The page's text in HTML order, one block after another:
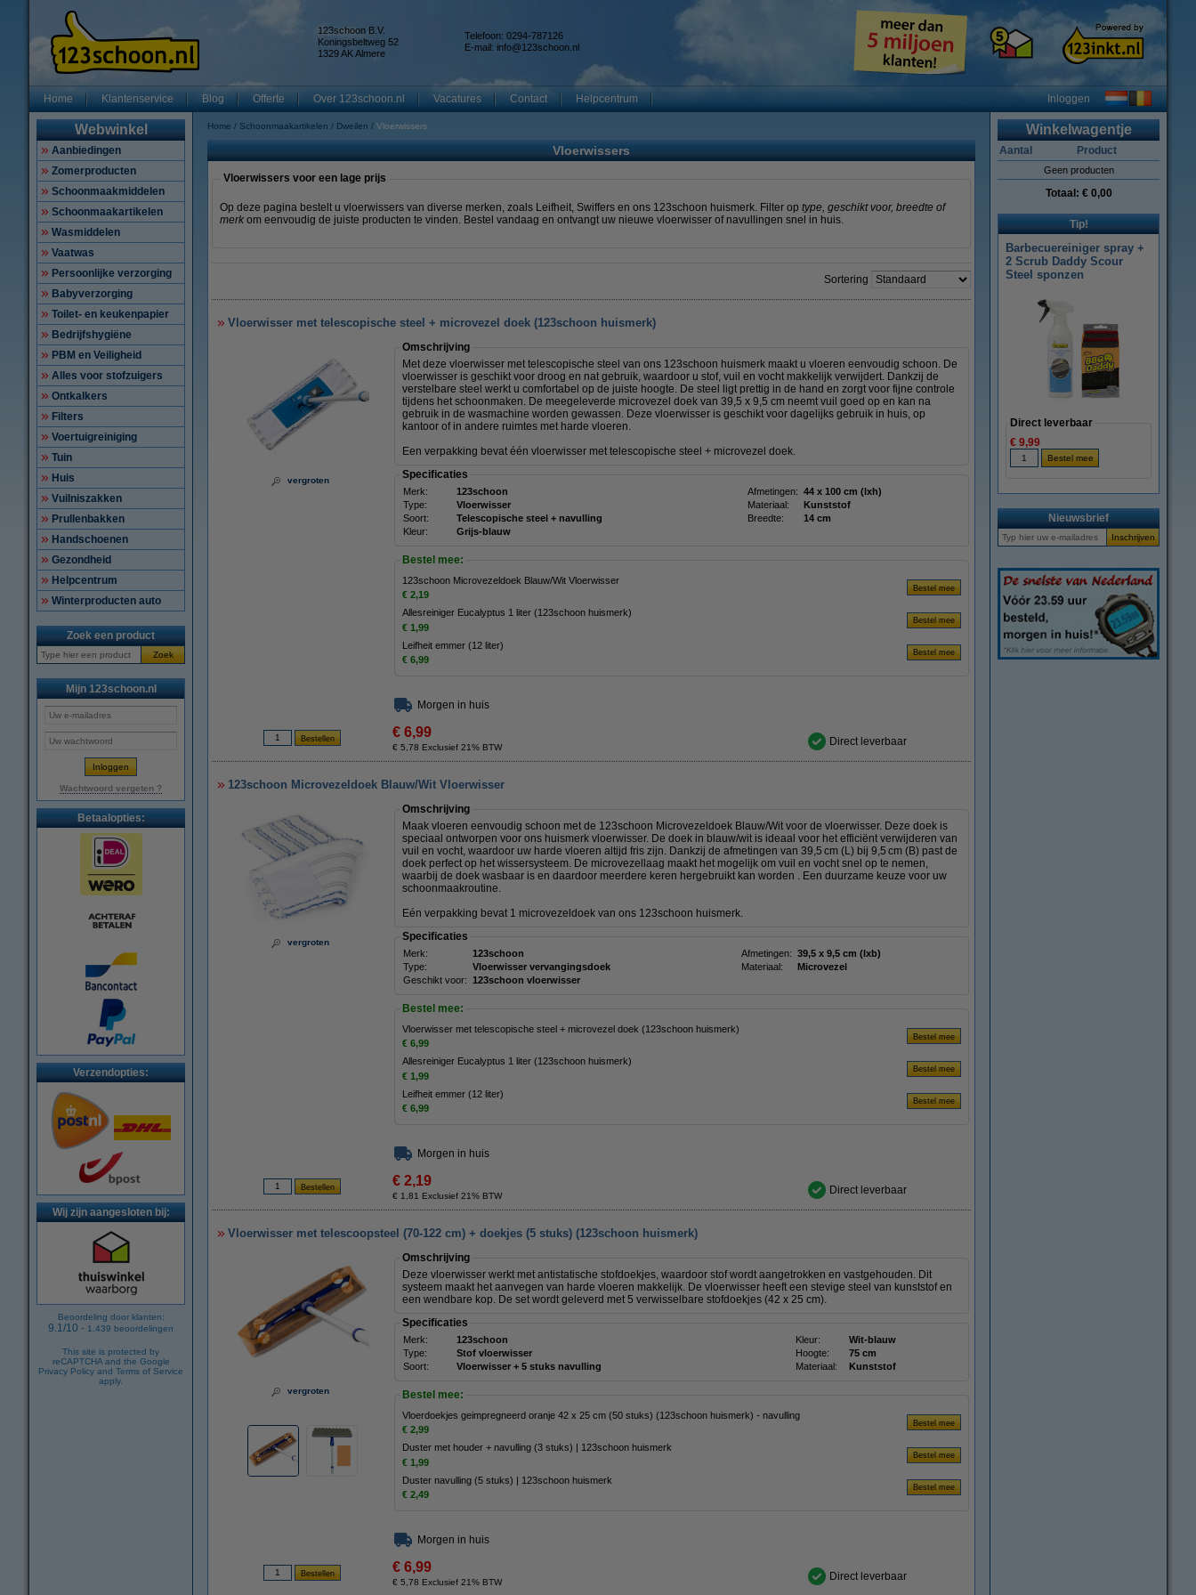
123schoon B.V.
Koningsbeltweg 52
1329 AK Almere
Telefoon: 0294-787126
E-mail: info@123schoon.nl
Home Klantenservice Blog Offerte Over 123schoon.nl Vacatures Contact Helpcentrum Inloggen
Webwinkel
Aanbiedingen
Zomerproducten
Schoonmaakmiddelen
Schoonmaakartikelen
Wasmiddelen
Vaatwas
Persoonlijke verzorging
Babyverzorging
Toilet- en keukenpapier
Bedrijfshygiëne
PBM en Veiligheid
Alles voor stofzuigers
Ontkalkers
Filters
Voertuigreiniging
Tuin
Huis
Vuilniszakken
Prullenbakken
Handschoenen
Gezondheid
Helpcentrum
Winterproducten auto
Zoek een product
Zoek
Mijn 123schoon.nl
Wachtwoord vergeten ?
Betaalopties:
Verzendopties:
Wij zijn aangesloten bij:
Beoordeling door klanten:
9.1/10 - 1.439 beoordelingen
This site is protected by
reCAPTCHA and the Google
Privacy Policy and Terms of Service
apply.
Home Schoonmaakartikelen Dweilen Vloerwissers
Vloerwissers
Vloerwissers voor een lage prijs
Op deze pagina bestelt u vloerwissers van diverse merken, zoals Leifheit, Swiffers en ons 123schoon huismerk. Filter op type, geschikt voor, breedte of
merk om eenvoudig de juiste producten te vinden. Bestel vandaag en ontvangt uw nieuwe vloerwisser of navullingen snel in huis.
Sortering
Vloerwisser met telescopische steel + microvezel doek (123schoon huismerk)
vergroten
Omschrijving
Met deze vloerwisser met telescopische steel van ons 123schoon huismerk maakt u vloeren eenvoudig schoon. De
vloerwisser is geschikt voor droog en nat gebruik, waardoor u stof, vuil en vocht makkelijk verwijdert. Dankzij de
verstelbare steel werkt u comfortabel op de juiste hoogte. De steel ligt prettig in de hand en zorgt voor fijne controle
tijdens het schoonmaken. De meegeleverde microvezel doek van 39,5 x 9,5 cm neemt vuil goed op en kan na
gebruik in de wasmachine worden gewassen. Deze vloerwisser is geschikt voor dagelijks gebruik in huis, op
kantoor of in andere ruimtes met harde vloeren.
Een verpakking bevat één vloerwisser met telescopische steel + microvezel doek.
Specificaties
Merk: 123schoon Afmetingen:
44 x 100 cm (lxh)
Type:
Vloerwisser Materiaal:
Kunststof
Soort:
Telescopische steel + navulling Breedte:
14 cm
Kleur:
Grijs-blauw
Bestel mee:
123schoon Microvezeldoek Blauw/Wit Vloerwisser
€ 2,19
Allesreiniger Eucalyptus 1 liter (123schoon huismerk)
€ 1,99
Leifheit emmer (12 liter)
€ 6,99
Morgen in huis
€ 6,99
€ 5,78 Exclusief 21% BTW Direct leverbaar
123schoon Microvezeldoek Blauw/Wit Vloerwisser
vergroten
Omschrijving
Maak vloeren eenvoudig schoon met de 123schoon Microvezeldoek Blauw/Wit voor de vloerwisser. Deze doek is
speciaal ontworpen voor ons huismerk vloerwisser. De doek in blauw/wit is ideaal voor het efficiënt verwijderen van
vuil en vocht, waardoor uw harde vloeren altijd fris zijn. Dankzij de afmetingen van 39,5 cm (L) bij 9,5 cm (B) past de
doek perfect op het wissersysteem. De microvezellaag maakt het mogelijk om vuil en vocht snel op te nemen,
waarbij de doek wasbaar is en daardoor meerdere keren hergebruikt kan worden . Een duurzame keuze voor uw
schoonmaakroutine.
Eén verpakking bevat 1 microvezeldoek van ons 123schoon huismerk.
Specificaties
Merk: 123schoon Afmetingen:
39,5 x 9,5 cm (lxb)
Type:
Vloerwisser vervangingsdoek Materiaal:
Microvezel
Geschikt voor: 123schoon vloerwisser
Bestel mee:
Vloerwisser met telescopische steel + microvezel doek (123schoon huismerk)
€ 6,99
Allesreiniger Eucalyptus 1 liter (123schoon huismerk)
€ 1,99
Leifheit emmer (12 liter)
€ 6,99
Morgen in huis
€ 2,19
€ 1,81 Exclusief 21% BTW Direct leverbaar
Vloerwisser met telescoopsteel (70-122 cm) + doekjes (5 stuks) (123schoon huismerk)
vergroten
Omschrijving
Deze vloerwisser werkt met antistatische stofdoekjes, waardoor stof wordt aangetrokken en vastgehouden. Dit
systeem maakt het aanvegen van harde vloeren makkelijk. De vloerwisser heeft een stevige steel van kunststof en
een wendbare kop. De set wordt geleverd met 5 verwisselbare stofdoekjes (42 x 25 cm).
Specificaties
Merk: 123schoon Kleur:
Wit-blauw
Type:
Stof vloerwisser Hoogte:
75 cm
Soort:
Vloerwisser + 5 stuks navulling Materiaal: Kunststof
Bestel mee:
Vloerdoekjes geimpregneerd oranje 42 x 25 cm (50 stuks) (123schoon huismerk) - navulling
€ 2,99
Duster met houder + navulling (3 stuks) | 123schoon huismerk
€ 1,99
Duster navulling (5 stuks) | 123schoon huismerk
€ 2,49
Morgen in huis
€ 6,99
€ 5,78 Exclusief 21% BTW Direct leverbaar
Winkelwagentje
Aantal Product
Geen producten
Totaal: € 0,00
Tip!
Barbecuereiniger spray +
2 Scrub Daddy Scour
Steel sponzen
Direct leverbaar
€ 9,99
Nieuwsbrief